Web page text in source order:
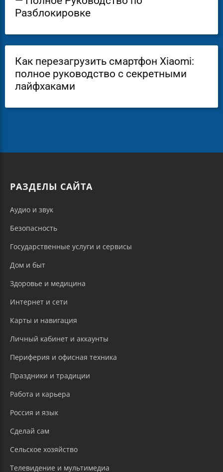
Разблокировке
Как перезагрузить смартфон Xiaomi:
полное руководство с секретными
лайфхаками
РАЗДЕЛЫ САЙТА
Аудио и звук
Безопасность
Государственные услуги и сервисы
Дом и быт
Здоровье и медицина
Интернет и сети
Карты и навигация
Личный кабинет и аккаунты
Периферия и офисная техника
Праздники и традиции
Работа и карьера
Россия и язык
Сделай сам
Сельское хозяйство
Телевидение и мультимедиа